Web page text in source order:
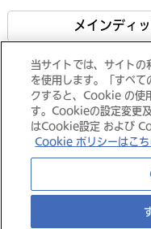
メインディ
製品
大塚グループ
当サイトでは、サイト
を使用します。「すべ
クすると、Cookie の使
す。Cookieの設定変更
はCookie設定 および
Cookie ポリシーはこち